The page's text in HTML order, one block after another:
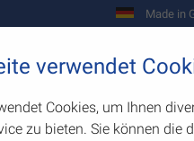
Made in
verwendet
Cookies, um Ihnen
zu bieten. Sie können die